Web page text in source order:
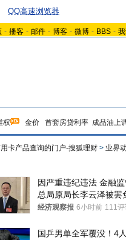
QQ高速浏览器
- 播客 - 邮件 - 博客 - 微博 - BBS -
权 金价 首套房贷利率 成品油上
卡产品查询的门户-搜狐理财 > 业界
因严重违纪违法 金融监
总局原局长李云泽被罢
国人大代表
经济观察报 6小时前 111评
国乒男单全军覆没！4